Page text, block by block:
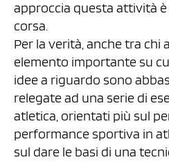
approccia questa attività
corsa.
Per la verità, anche tra chi
elemento importante su
idee a riguardo sono
relegate ad una serie di
atletica, orientati più sul
performance sportiva in
sul dare le basi di una